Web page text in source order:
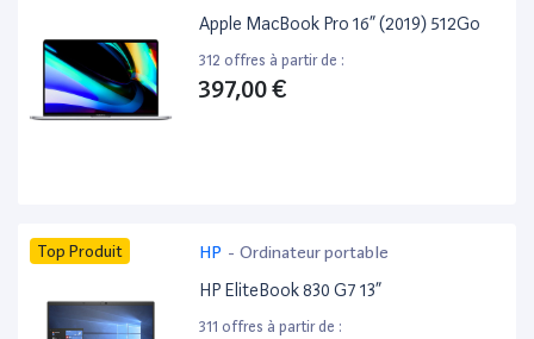
Apple MacBook Pro 16” (2019) 512Go
312 offres à partir de :
397,00 €
Top Produit HP - Ordinateur portable
HP EliteBook 830 G7 13”
311 offres à partir de :